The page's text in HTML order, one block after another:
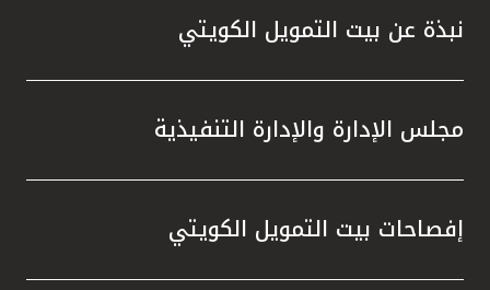
نبذة عن بيت التمويل الكويتي
مجلس الإدارة والإدارة التنفيذية
إفصاحات بيت التمويل الكويتي